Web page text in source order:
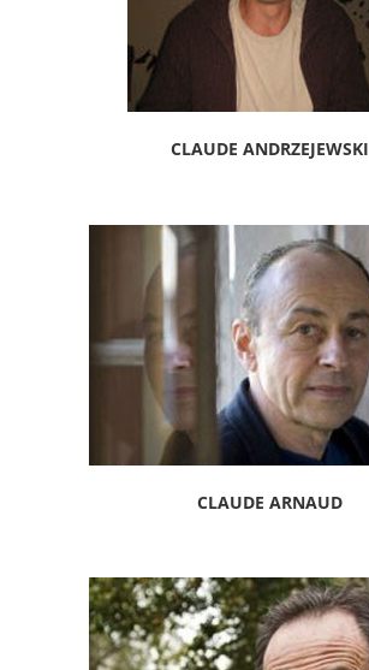
CLAUDE ANDRZEJEWSKI
CLAUDE ARNAUD